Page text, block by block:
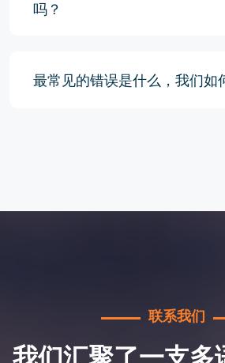
吗？
最常见的错误是什么，我们如
联系我们
我们汇聚了一支多